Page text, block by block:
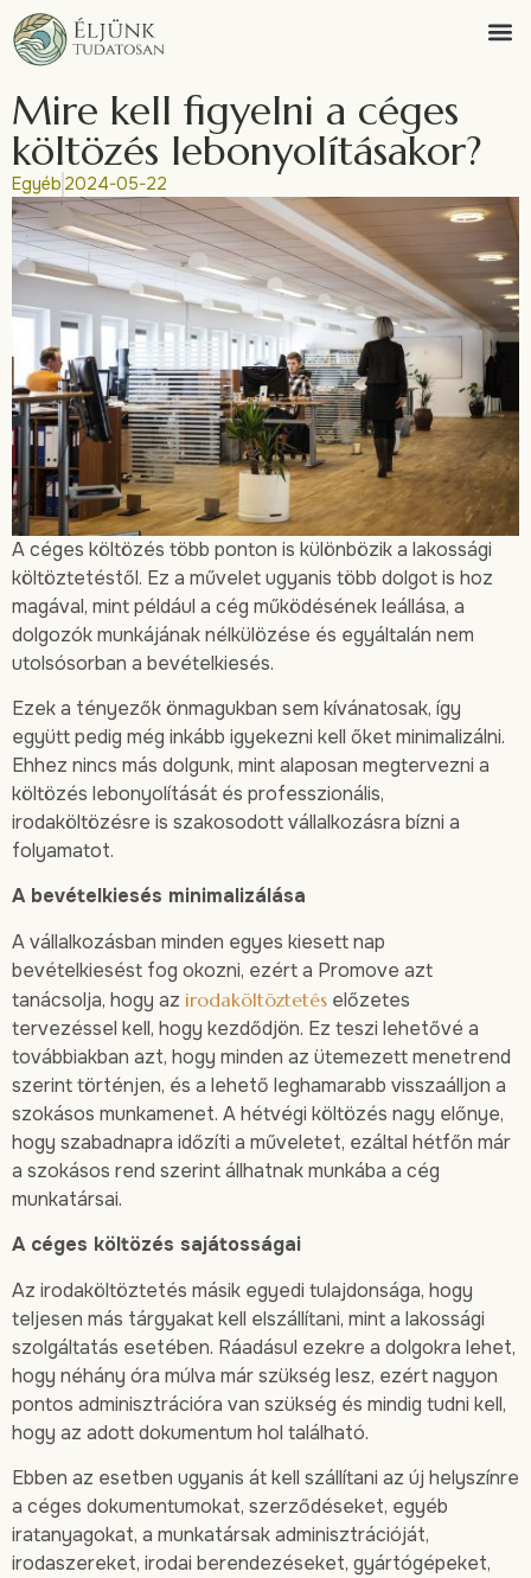
Mire kell figyelni a céges
költözés lebonyolításakor?
Egyéb 2024-05-22
A céges költözés több ponton is különbözik a lakossági
költöztetéstől. Ez a művelet ugyanis több dolgot is hoz
magával, mint például a cég működésének leállása, a
dolgozók munkájának nélkülözése és egyáltalán nem
utolsósorban a bevételkiesés.
Ezek a tényezők önmagukban sem kívánatosak, így
együtt pedig még inkább igyekezni kell őket minimalizálni.
Ehhez nincs más dolgunk, mint alaposan megtervezni a
költözés lebonyolítását és professzionális,
irodaköltözésre is szakosodott vállalkozásra bízni a
folyamatot.
A bevételkiesés minimalizálása
A vállalkozásban minden egyes kiesett nap
bevételkiesést fog okozni, ezért a Promove azt
tanácsolja, hogy az irodaköltöztetés előzetes
tervezéssel kell, hogy kezdődjön. Ez teszi lehetővé a
továbbiakban azt, hogy minden az ütemezett menetrend
szerint történjen, és a lehető leghamarabb visszaálljon a
szokásos munkamenet. A hétvégi költözés nagy előnye,
hogy szabadnapra időzíti a műveletet, ezáltal hétfőn már
a szokásos rend szerint állhatnak munkába a cég
munkatársai.
A céges költözés sajátosságai
Az irodaköltöztetés másik egyedi tulajdonsága, hogy
teljesen más tárgyakat kell elszállítani, mint a lakossági
szolgáltatás esetében. Ráadásul ezekre a dolgokra lehet,
hogy néhány óra múlva már szükség lesz, ezért nagyon
pontos adminisztrációra van szükség és mindig tudni kell,
hogy az adott dokumentum hol található.
Ebben az esetben ugyanis át kell szállítani az új helyszínre
a céges dokumentumokat, szerződéseket, egyéb
iratanyagokat, a munkatársak adminisztrációját,
irodaszereket, irodai berendezéseket, gyártógépeket,